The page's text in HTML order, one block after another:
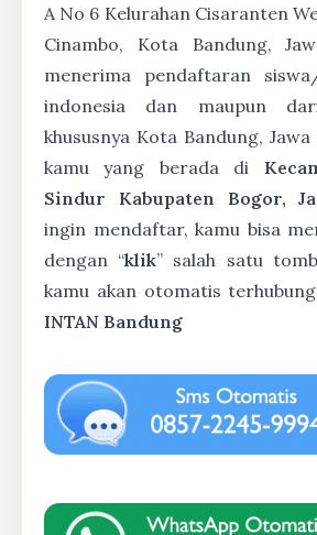
A No 6 Kelurahan Cisaranten
Cinambo, Kota Bandung,
menerima pendaftaran
indonesia dan maupun
khususnya Kota Bandung,
kamu yang berada di
Sindur Kabupaten Bogor,
ingin mendaftar, kamu bisa
dengan “klik” salah satu
kamu akan otomatis
INTAN Bandung